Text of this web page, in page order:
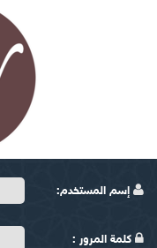
إسم المستخدم:
كلمة المرور :